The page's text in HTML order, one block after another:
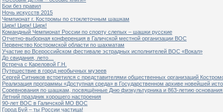
Бои без правил
Ночь искусств 2015
Чемпионат г. Костромы по стоклеточным шашкам
Цирк! Цирк! Цирк!
Командный Чемпионат России по спорту слепых – шашки русские
Отчетно-выборная конференция в Галичской местной организации ВОС
Первенство Костромской области по шахматам
Участие во Всероссийском фестивале эстрадных исполнителей ВОС «Вокал»
До свидания, лето…
Встреча с Кареловой Г.Н.
Путешествие в город необычных музеев
Сергей Ситников встретился с представителями общественных организаций
Реализация программы «Доступная среда» в Государственном архиве новейшей
Соревнования по шашкам, посвящённые Дню физкультурника и 863-летию основания
Летний праздник хорошего настроения
90-лет ВОС в Галичской МО ВОС
Город Буй – ты России частица!